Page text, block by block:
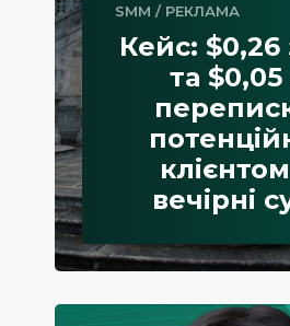
SMM / РЕКЛАМА
Кейс: $0,26
та $0,05
вечірні